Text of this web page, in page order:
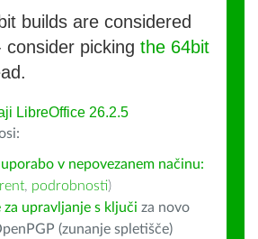
builds are considered
picking the 64bit
LibreOffice 26.2.5
uporabo v nepovezanem načinu:
, podrobnosti)
za upravljanje s ključi za novo
(zunanje spletišče)